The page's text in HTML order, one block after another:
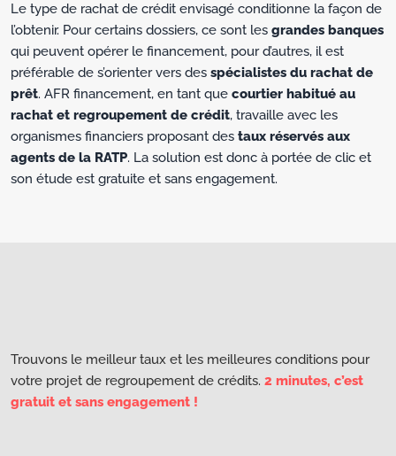
Le type de rachat de crédit envisagé conditionne la façon de
l’obtenir. Pour certains dossiers, ce sont les grandes banques
qui peuvent opérer le financement, pour d’autres, il est
préférable de s’orienter vers des spécialistes du rachat de
prêt. AFR financement, en tant que courtier habitué au
rachat et regroupement de crédit, travaille avec les
organismes financiers proposant des taux réservés aux
agents de la RATP. La solution est donc à portée de clic et
son étude est gratuite et sans engagement.
Trouvons le meilleur taux et les meilleures conditions pour
votre projet de regroupement de crédits. 2 minutes, c’est
gratuit et sans engagement !